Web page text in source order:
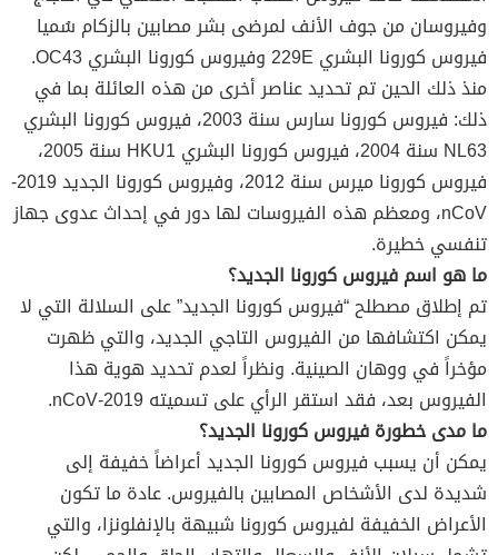
وفيروسان من جوف الأنف لمرضى بشر مصابين بالزكام سُميا
فيروس كورونا البشري 229E وفيروس كورونا البشري OC43.
منذ ذلك الحين تم تحديد عناصر أخرى من هذه العائلة بما في
ذلك: فيروس كورونا سارس سنة 2003، فيروس كورونا البشري
NL63 سنة 2004، فيروس كورونا البشري HKU1 سنة 2005،
فيروس كورونا ميرس سنة 2012، وفيروس كورونا الجديد 2019-
nCoV، ومعظم هذه الفيروسات لها دور في إحداث عدوى جهاز
تنفسي خطيرة.
ما هو اسم فيروس كورونا الجديد؟
تم إطلاق مصطلح “فيروس كورونا الجديد” على السلالة التي لا
يمكن اكتشافها من الفيروس التاجي الجديد، والتي ظهرت
مؤخراً في ووهان الصينية. ونظراً لعدم تحديد هوية هذا
الفيروس بعد، فقد استقر الرأي على تسميته 2019-nCoV.
ما مدى خطورة فيروس كورونا الجديد؟
يمكن أن يسبب فيروس كورونا الجديد أعراضاً خفيفة إلى
شديدة لدى الأشخاص المصابين بالفيروس. عادة ما تكون
الأعراض الخفيفة لفيروس كورونا شبيهة بالإنفلونزا، والتي